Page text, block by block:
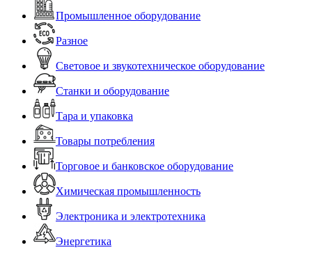
Промышленное оборудование
Разное
Световое и звукотехническое оборудование
Станки и оборудование
Тара и упаковка
Товары потребления
Торговое и банковское оборудование
Химическая промышленность
Электроника и электротехника
Энергетика